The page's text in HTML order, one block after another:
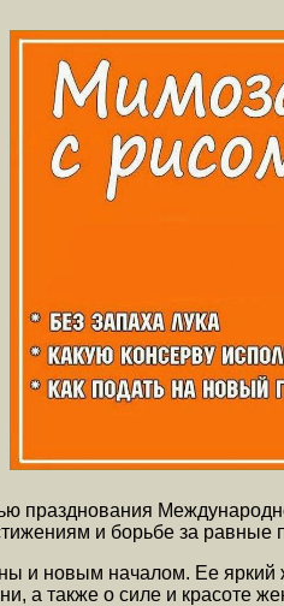
празднования
и борьбе за равные
и новым началом. Ее
а также о силе и красоте